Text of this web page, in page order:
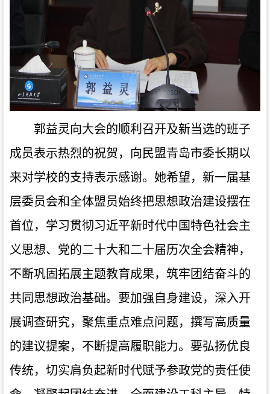
郭益灵向大会的顺利召开及新当选的班子
成员表示热烈的祝贺，向民盟青岛市委长期以
来对学校的支持表示感谢。她希望，新一届基
层委员会和全体盟员始终把思想政治建设摆在
首位，学习贯彻习近平新时代中国特色社会主
义思想、党的二十大和二十届历次全会精神，
不断巩固拓展主题教育成果，筑牢团结奋斗的
共同思想政治基础。要加强自身建设，深入开
展调查研究，聚焦重点难点问题，撰写高质量
的建议提案，不断提高履职能力。要弘扬优良
传统，切实肩负起新时代赋予参政党的责任使